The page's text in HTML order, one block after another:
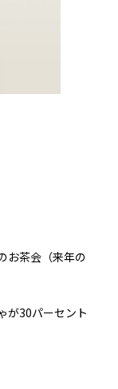
お茶会（来年の
が30パーセント